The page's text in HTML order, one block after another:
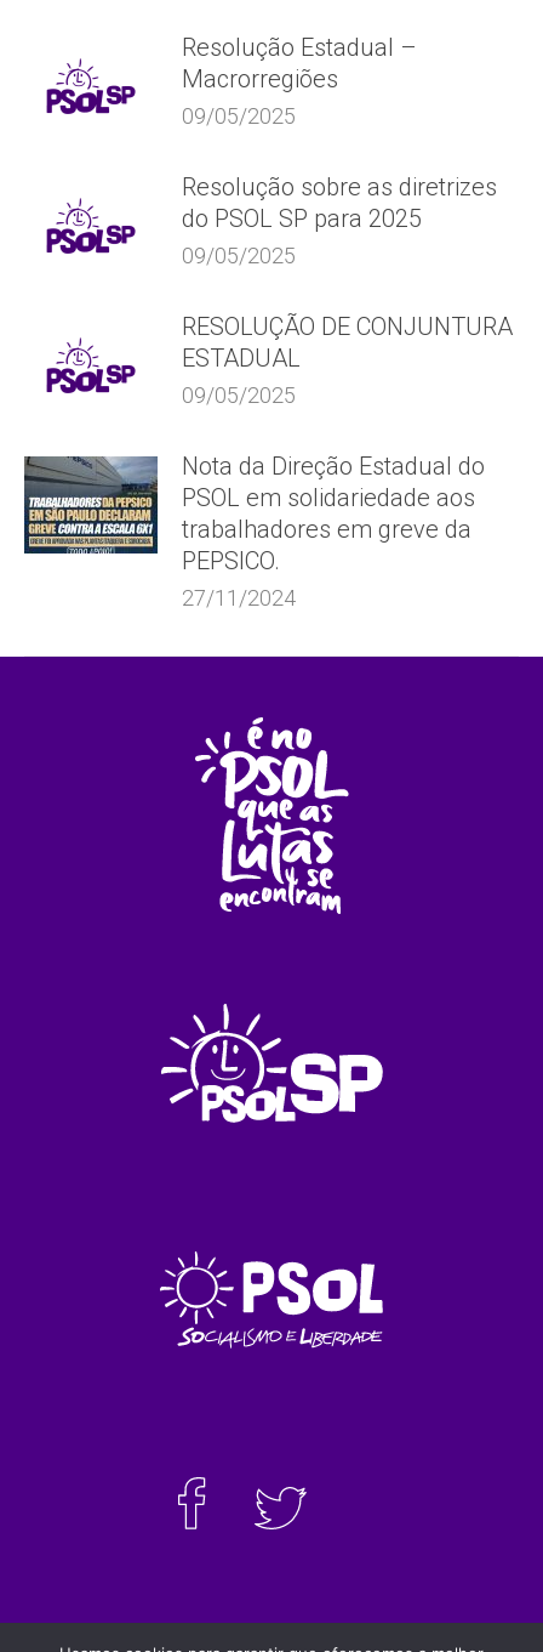
Resolução Estadual –
Macrorregiões
09/05/2025
Resolução sobre as diretrizes
do PSOL SP para 2025
09/05/2025
RESOLUÇÃO DE CONJUNTURA
ESTADUAL
09/05/2025
Nota da Direção Estadual do
PSOL em solidariedade aos
trabalhadores em greve da
PEPSICO.
27/11/2024